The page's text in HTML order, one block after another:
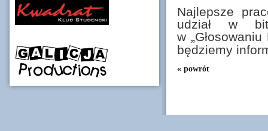
Najlepsze
udział w
w
będziemy
« powrót